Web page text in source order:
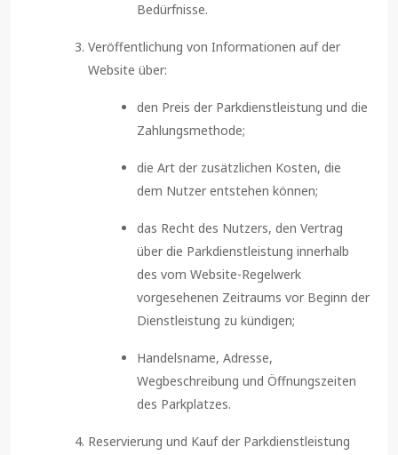
Bedürfnisse.
Veröffentlichung von Informationen auf der
Website über:
den Preis der Parkdienstleistung und die
Zahlungsmethode;
die Art der zusätzlichen Kosten, die
dem Nutzer entstehen können;
das Recht des Nutzers, den Vertrag
über die Parkdienstleistung innerhalb
des vom Website-Regelwerk
vorgesehenen Zeitraums vor Beginn der
Dienstleistung zu kündigen;
Handelsname, Adresse,
Wegbeschreibung und Öffnungszeiten
des Parkplatzes.
Reservierung und Kauf der Parkdienstleistung